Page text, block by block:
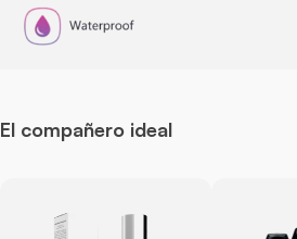
El compañero ideal